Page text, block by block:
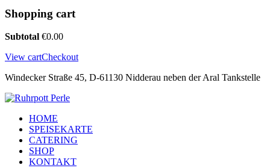
Shopping cart
Subtotal €0.00
View cartCheckout
Windecker Straße 45, D-61130 Nidderau neben der Aral Tankstelle
HOME
SPEISEKARTE
CATERING
SHOP
KONTAKT